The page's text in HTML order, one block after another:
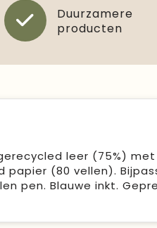
Duurzamere
producten
leer (75%)
(80 vellen).
pen. Blauwe inkt.